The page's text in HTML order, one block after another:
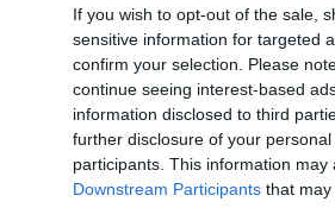
If you wish to opt-out of the sale,
sensitive information for targeted
confirm your selection. Please
continue seeing interest-based
information disclosed to third
further disclosure of your
participants. This information
Downstream Participants that may
prevencines programas.
Kol 2017 metų kovą greitosios
buvau pristatyta į Klaipėdos
pasakoja J. Poškuvienė.